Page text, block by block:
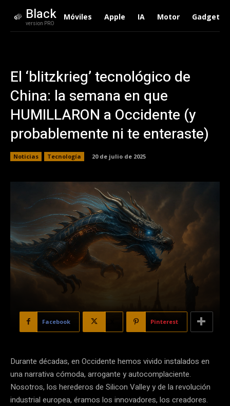
Black
version PRO
Móviles Apple IA Motor Gadgets
El ‘blitzkrieg’ tecnológico de
China: la semana en que
HUMILLARON a Occidente (y
probablemente ni te enteraste)
Noticias Tecnología 20 de julio de 2025
Facebook Pinterest
Durante décadas, en Occidente hemos vivido instalados en
una narrativa cómoda, arrogante y autocomplaciente.
Nosotros, los herederos de Silicon Valley y de la revolución
industrial europea, éramos los innovadores, los creadores.